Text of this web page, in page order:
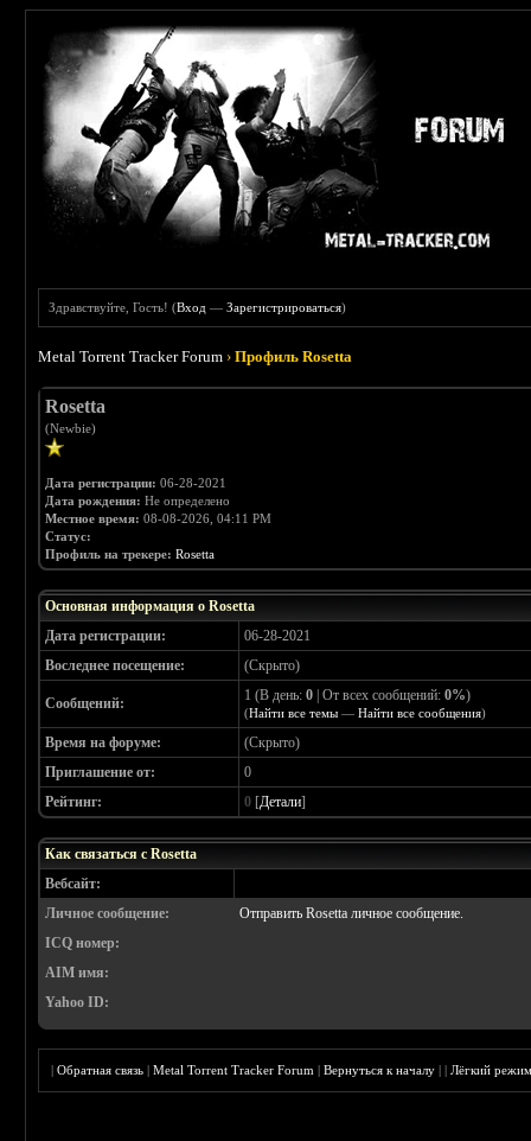
Здравствуйте, Гость! (Вход —Зарегистрироваться)
Metal Torrent Tracker Forum ›Профиль Rosetta
Rosetta
(Newbie)
Дата регистрации: 06-28-2021
Дата рождения: Не определено
Местное время: 08-08-2026, 04:11 PM
Статус:
Профиль на трекере: Rosetta
Основная информация о Rosetta
Дата регистрации:
06-28-2021
Воследнее посещение:
(Скрыто)
Сообщений: 1 (В день:0 | От всех сообщений:0%)
(Найти все темы —Найти все сообщения)
Время на форуме:
(Скрыто)
Приглашение от:
0
Рейтинг:
0 [Детали]
Как связаться с Rosetta
Вебсайт:
Личное сообщение:
Отправить Rosetta личное сообщение.
ICQ номер:
AIM имя:
Yahoo ID:
|Обратная связь |Metal Torrent Tracker Forum |Вернуться к началу ||Лёгкий